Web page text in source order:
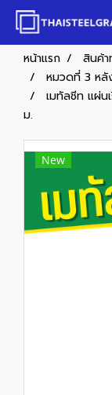
หน้าแรก
สินค้
หมวดที่ 3 หลั
เมทัลชีท แผ่น
ม.
New